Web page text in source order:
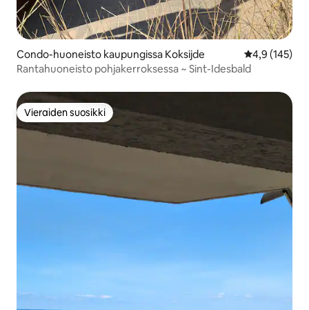
Condo-huoneisto kaupungissa Koksijde
4,9 (145)
Rantahuoneisto pohjakerroksessa ~ Sint-Idesbald
Vieraiden suosikki
Vieraiden suosikki